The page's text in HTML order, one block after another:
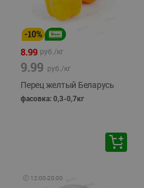
-10%
8.99 руб./кг
9.99 руб./кг
Перец желтый Беларусь
фасовка: 0,3-0,7кг
🕘 12:00-20:00